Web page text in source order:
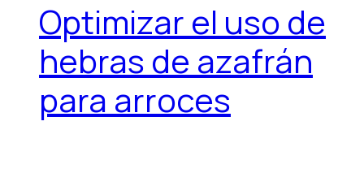
Optimizar el uso de
hebras de azafrán
para arroces